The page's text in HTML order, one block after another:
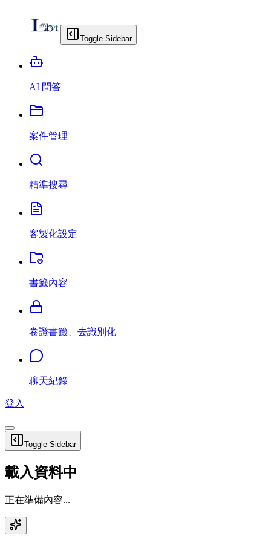
Toggle Sidebar
AI 問答
案件管理
精準搜尋
客製化設定
書籤內容
卷證書籤、去識別化
聊天紀錄
登入
Toggle Sidebar
載入資料中
正在準備內容...